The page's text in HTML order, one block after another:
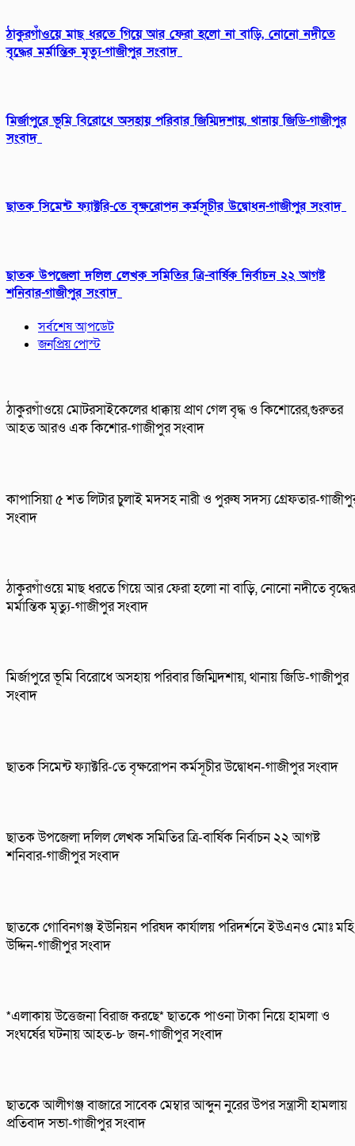
ঠাকুরগাঁওয়ে মাছ ধরতে গিয়ে আর ফেরা হলো না বাড়ি, নোনো নদীতে
বৃদ্ধের মর্মান্তিক মৃত্যু-গাজীপুর সংবাদ
মির্জাপুরে ভূমি বিরোধে অসহায় পরিবার জিম্মিদশায়, থানায় জিডি-গাজীপুর
সংবাদ
ছাতক সিমেন্ট ফ্যাক্টরি-তে বৃক্ষরোপন কর্মসূচীর উদ্বোধন-গাজীপুর সংবাদ
ছাতক উপজেলা দলিল লেখক সমিতির ত্রি-বার্ষিক নির্বাচন ২২ আগষ্ট
শনিবার-গাজীপুর সংবাদ
সর্বশেষ আপডেট
জনপ্রিয় পোস্ট
ঠাকুরগাঁওয়ে মোটরসাইকেলের ধাক্কায় প্রাণ গেল বৃদ্ধ ও কিশোরের,গুরুতর
আহত আরও এক কিশোর-গাজীপুর সংবাদ
কাপাসিয়া ৫ শত লিটার চুলাই মদসহ নারী ও পুরুষ সদস্য গ্রেফতার-
সংবাদ
ঠাকুরগাঁওয়ে মাছ ধরতে গিয়ে আর ফেরা হলো না বাড়ি, নোনো নদীতে বৃদ্ধের
মর্মান্তিক মৃত্যু-গাজীপুর সংবাদ
মির্জাপুরে ভূমি বিরোধে অসহায় পরিবার জিম্মিদশায়, থানায় জিডি-গাজীপুর
সংবাদ
ছাতক সিমেন্ট ফ্যাক্টরি-তে বৃক্ষরোপন কর্মসূচীর উদ্বোধন-গাজীপুর সংবাদ
ছাতক উপজেলা দলিল লেখক সমিতির ত্রি-বার্ষিক নির্বাচন ২২ আগষ্ট
শনিবার-গাজীপুর সংবাদ
ছাতকে গোবিনগঞ্জ ইউনিয়ন পরিষদ কার্যালয় পরিদর্শনে ইউএনও মোঃ মহি
উদ্দিন-গাজীপুর সংবাদ
*এলাকায় উত্তেজনা বিরাজ করছে* ছাতকে পাওনা টাকা নিয়ে হামলা ও
সংঘর্ষের ঘটনায় আহত-৮ জন-গাজীপুর সংবাদ
ছাতকে আলীগঞ্জ বাজারে সাবেক মেম্বার আব্দুন নুরের উপর সন্ত্রাসী হামলায়
প্রতিবাদ সভা-গাজীপুর সংবাদ